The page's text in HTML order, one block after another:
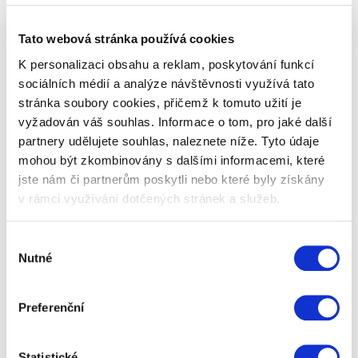
Tato webová stránka používá cookies
K personalizaci obsahu a reklam, poskytování funkcí
sociálních médií a analýze návštěvnosti využívá tato
stránka soubory cookies, přičemž k tomuto užití je
vyžadován váš souhlas. Informace o tom, pro jaké další
partnery udělujete souhlas, naleznete níže. Tyto údaje
mohou být zkombinovány s dalšími informacemi, které
jste nám či partnerům poskytli nebo které byly získány
v rámci využívání dotčených stránek a služeb.
souhlasu
Nutné
Preferenční
velikost M
Na podzim a v zimě je domácí pohodlí důležitější než
kdy jindy. Trávíme doma více času, jelikož venku je
většinou nevlídno. Abychom…
799 Kč Zobrazit více